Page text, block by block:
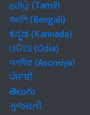
தமிழ் (Tamil)
বাঙালি (Bengali)
ಕನ್ನಡ (Kannada)
ଓଡିଆ (Odia)
অসমীয়া (Asomiya)
ਪੰਜਾਬੀ
తెలుగు
ગુજરાતી